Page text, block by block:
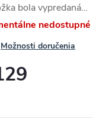
bola vypredaná…
nedostupné
Možnosti doručenia